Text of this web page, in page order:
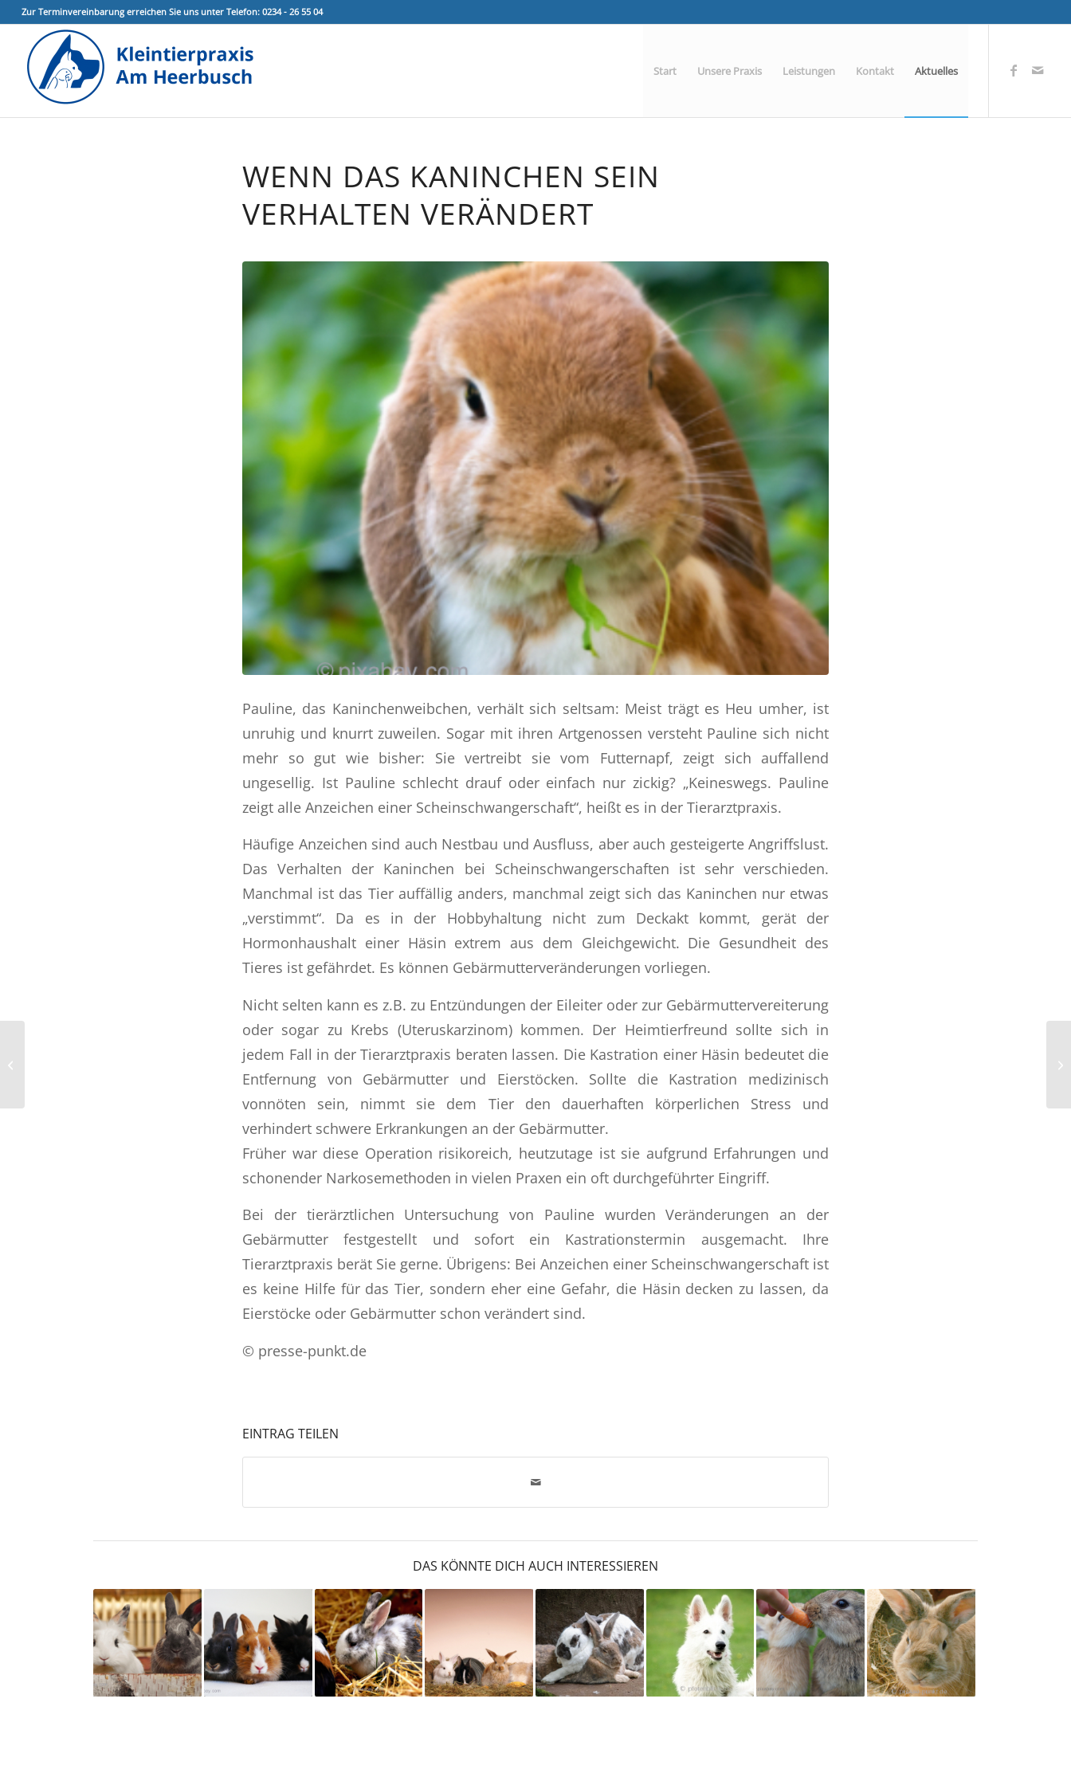
Zur Terminvereinbarung erreichen Sie uns unter Telefon: 0234 - 26 55 04
Start Unsere Praxis Leistungen Kontakt Aktuelles
WENN DAS KANINCHEN SEIN
VERHALTEN VERÄNDERT
Pauline, das Kaninchenweibchen, verhält sich seltsam: Meist trägt es Heu umher, ist
unruhig und knurrt zuweilen. Sogar mit ihren Artgenossen versteht Pauline sich nicht
mehr so gut wie bisher: Sie vertreibt sie vom Futternapf, zeigt sich auffallend
ungesellig. Ist Pauline schlecht drauf oder einfach nur zickig? „Keineswegs. Pauline
zeigt alle Anzeichen einer Scheinschwangerschaft“, heißt es in der Tierarztpraxis.
Häufige Anzeichen sind auch Nestbau und Ausfluss, aber auch gesteigerte Angriffslust.
Das Verhalten der Kaninchen bei Scheinschwangerschaften ist sehr verschieden.
Manchmal ist das Tier auffällig anders, manchmal zeigt sich das Kaninchen nur etwas
„verstimmt“. Da es in der Hobbyhaltung nicht zum Deckakt kommt, gerät der
Hormonhaushalt einer Häsin extrem aus dem Gleichgewicht. Die Gesundheit des
Tieres ist gefährdet. Es können Gebärmutterveränderungen vorliegen.
Nicht selten kann es z.B. zu Entzündungen der Eileiter oder zur Gebärmuttervereiterung
oder sogar zu Krebs (Uteruskarzinom) kommen. Der Heimtierfreund sollte sich in
jedem Fall in der Tierarztpraxis beraten lassen. Die Kastration einer Häsin bedeutet die
Entfernung von Gebärmutter und Eierstöcken. Sollte die Kastration medizinisch
vonnöten sein, nimmt sie dem Tier den dauerhaften körperlichen Stress und
verhindert schwere Erkrankungen an der Gebärmutter.
Früher war diese Operation risikoreich, heutzutage ist sie aufgrund Erfahrungen und
schonender Narkosemethoden in vielen Praxen ein oft durchgeführter Eingriff.
Bei der tierärztlichen Untersuchung von Pauline wurden Veränderungen an der
Gebärmutter festgestellt und sofort ein Kastrationstermin ausgemacht. Ihre
Tierarztpraxis berät Sie gerne. Übrigens: Bei Anzeichen einer Scheinschwangerschaft ist
es keine Hilfe für das Tier, sondern eher eine Gefahr, die Häsin decken zu lassen, da
Eierstöcke oder Gebärmutter schon verändert sind.
© presse-punkt.de
EINTRAG TEILEN
DAS KÖNNTE DICH AUCH INTERESSIEREN